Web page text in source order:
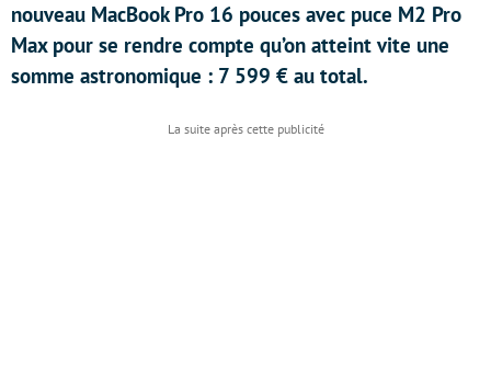
nouveau MacBook Pro 16 pouces avec puce M2 Pro
Max pour se rendre compte qu’on atteint vite une
somme astronomique : 7 599 € au total.